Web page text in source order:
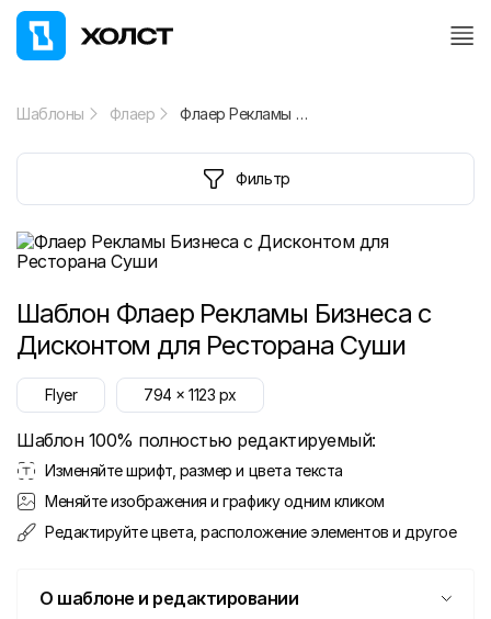
Шаблоны Флаер Флаер Рекламы Бизнеса с Дисконтом для Ресторана Суши
Фильтр
Шаблон Флаер Рекламы Бизнеса с
Дисконтом для Ресторана Суши
Flyer 794 x1123 px
Шаблон 100% полностью редактируемый:
Изменяйте шрифт, размер и цвета текста
Меняйте изображения и графику одним кликом
Редактируйте цвета, расположение элементов и другое
О шаблоне и редактировании